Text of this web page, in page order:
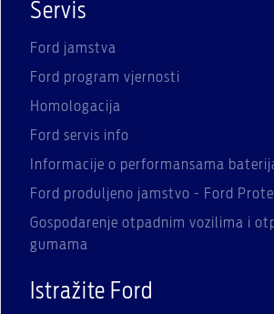
Servis
Ford jamstva
Ford program vjernosti
Homologacija
Ford servis info
Informacije o performansama
Ford produljeno jamstvo - Ford
Gospodarenje otpadnim vozilima i
gumama
Istražite Ford